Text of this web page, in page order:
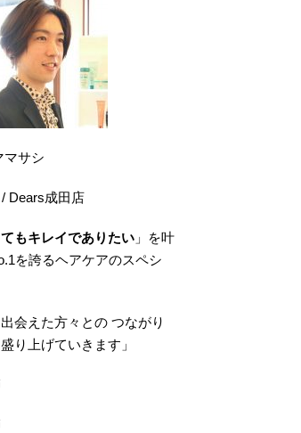
マサシ
Dears成田店
もキレイでありたい 」を叶
を誇るヘアケアのスペシ
出会えた方々との つながり
り上げていきます」